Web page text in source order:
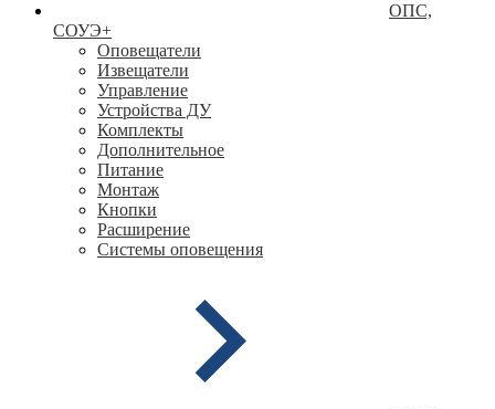
ОПС,
СОУЭ+
Оповещатели
Извещатели
Управление
Устройства ДУ
Комплекты
Дополнительное
Питание
Монтаж
Кнопки
Расширение
Системы оповещения